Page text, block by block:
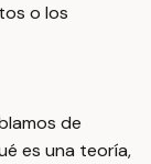
o los
de
es una teoría,